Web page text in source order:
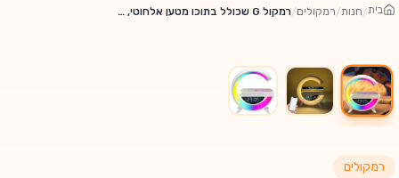
בית/חנות/רמקולים/ רמקול G שכולל בתוכו מטען אלחוטי, שעון ותאורה מתחלפת
רמקולים